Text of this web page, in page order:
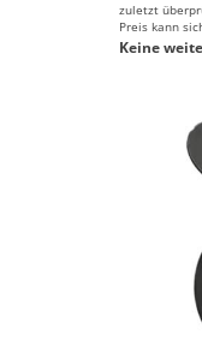
zuletzt
Preis kann
Keine